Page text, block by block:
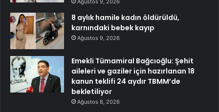
8 aylık hamile kadın öldürüldü,
karnındaki bebek kayıp
Ağustos 9, 2026
Emekli Tümamiral Bağcıoğlu: Şehit
aileleri ve gaziler için hazırlanan 18
kanun teklifi 24 aydır TBMM’de
bekletiliyor
Ağustos 8, 2026